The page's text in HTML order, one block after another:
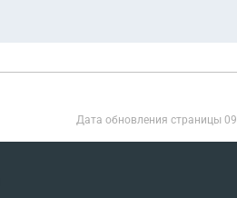
Дата обновления страницы